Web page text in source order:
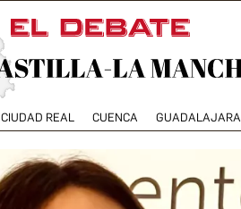
CIUDAD REAL CUENCA GUADALAJARA